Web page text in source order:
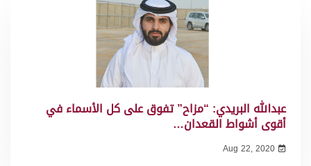
عبدالله البريدي: “مزاح” تفوق على كل الأسماء في
أقوى أشواط القعدان…
Aug 22, 2020